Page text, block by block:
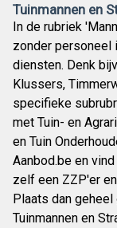
Tuinmannen en
In de rubriek
zonder personeel
diensten. Denk
Klussers,
specifieke
met Tuin- en
en Tuin
Aanbod.be en
zelf een ZZP'er
Plaats dan
Tuinmannen en